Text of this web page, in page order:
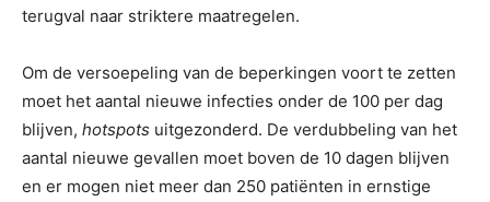
terugval naar striktere maatregelen.
Om de versoepeling van de beperkingen voort te zetten
moet het aantal nieuwe infecties onder de 100 per dag
blijven, hotspots uitgezonderd. De verdubbeling van het
aantal nieuwe gevallen moet boven de 10 dagen blijven
en er mogen niet meer dan 250 patiënten in ernstige